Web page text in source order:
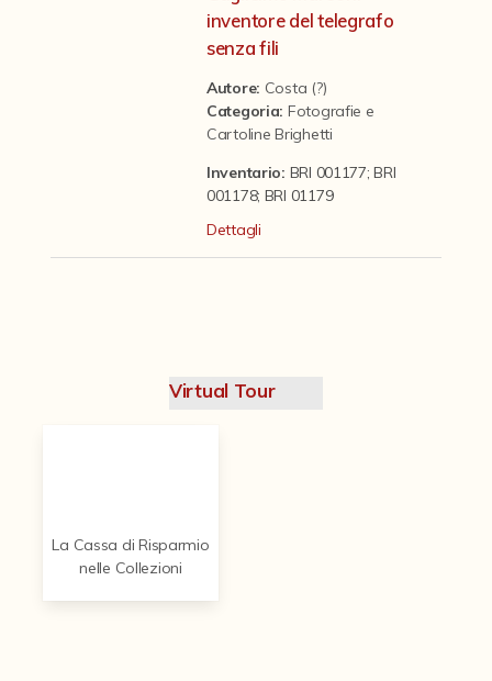
Il progetto Digital Humanities
inventore del telegrafo
senza fili
Autore: Costa (?)
Categoria: Fotografie e
Cartoline Brighetti
Inventario: BRI 001177; BRI
001178; BRI 01179
Dettagli
Virtual Tour
La Cassa di Risparmio
nelle Collezioni